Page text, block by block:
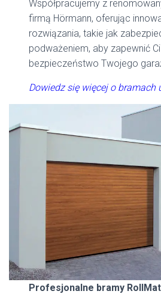
Współpracujemy z
firmą Hörmann, oferując
rozwiązania, takie jak
podważeniem, aby zapewnić
bezpieczeństwo Twojego
Dowiedz się więcej o bramach
Profesjonalne bramy